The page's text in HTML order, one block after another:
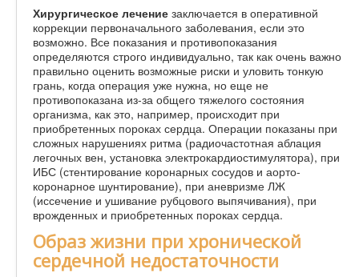
Хирургическое лечение заключается в оперативной
коррекции первоначального заболевания, если это
возможно. Все показания и противопоказания
определяются строго индивидуально, так как очень важно
правильно оценить возможные риски и уловить тонкую
грань, когда операция уже нужна, но еще не
противопоказана из-за общего тяжелого состояния
организма, как это, например, происходит при
приобретенных пороках сердца. Операции показаны при
сложных нарушениях ритма (радиочастотная аблация
легочных вен, установка электрокардиостимулятора), при
ИБС (стентирование коронарных сосудов и аорто-
коронарное шунтирование), при аневризме ЛЖ
(иссечение и ушивание рубцового выпячивания), при
врожденных и приобретенных пороках сердца.
Образ жизни при хронической
сердечной недостаточности